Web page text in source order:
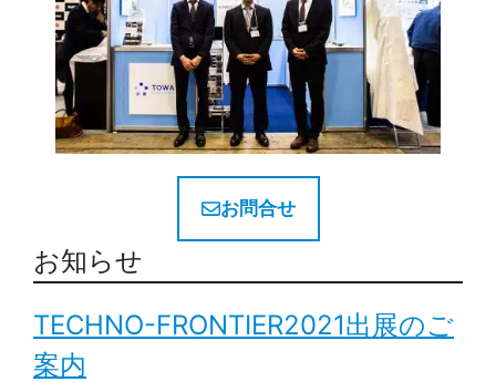
お問合せ
お知らせ
TECHNO-FRONTIER2021出展のご
案内